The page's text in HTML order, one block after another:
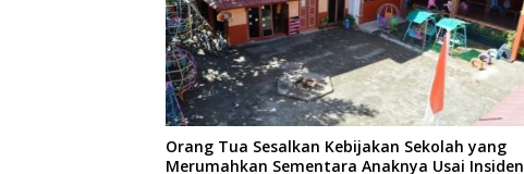
Orang Tua Sesalkan Kebijakan Sekolah yang
Merumahkan Sementara Anaknya Usai Insiden